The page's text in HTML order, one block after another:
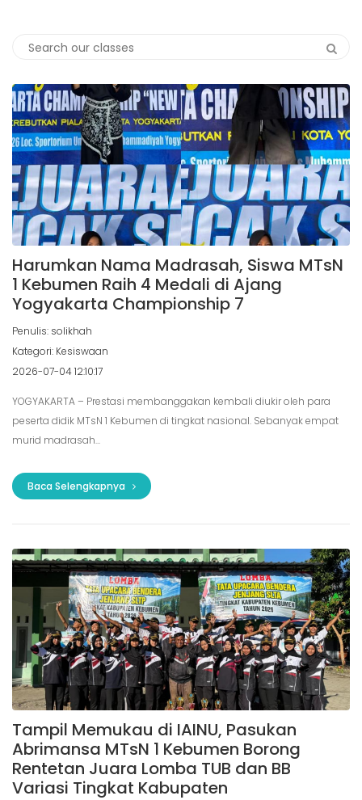
Harumkan Nama Madrasah, Siswa MTsN
1 Kebumen Raih 4 Medali di Ajang
Yogyakarta Championship 7
Penulis: solikhah
Kategori: Kesiswaan
2026-07-04 12:10:17
YOGYAKARTA – Prestasi membanggakan kembali diukir oleh para
peserta didik MTsN 1 Kebumen di tingkat nasional. Sebanyak empat
murid madrasah...
Baca Selengkapnya
Tampil Memukau di IAINU, Pasukan
Abrimansa MTsN 1 Kebumen Borong
Rentetan Juara Lomba TUB dan BB
Variasi Tingkat Kabupaten